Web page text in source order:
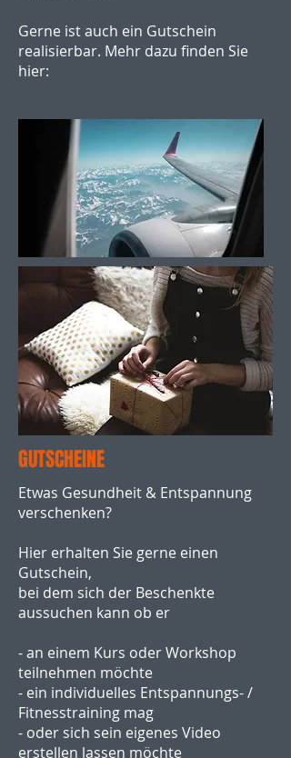
Gerne ist auch ein Gutschein
realisierbar. Mehr dazu finden Sie
hier:
GUTSCHEINE
Etwas Gesundheit & Entspannung
verschenken?
Hier erhalten Sie gerne einen
Gutschein,
bei dem sich der Beschenkte
aussuchen kann ob er
- an einem Kurs oder Workshop
teilnehmen möchte
- ein individuelles Entspannungs- /
Fitnesstraining mag
- oder sich sein eigenes Video
erstellen lassen möchte